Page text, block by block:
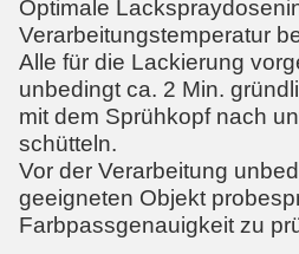
Optimale
Verarbeitungstemperatur
Alle für die Lackierung
unbedingt ca. 2 Min.
mit dem Sprühkopf nach
schütteln.
Vor der Verarbeitung
geeigneten Objekt
Farbpassgenauigkeit zu